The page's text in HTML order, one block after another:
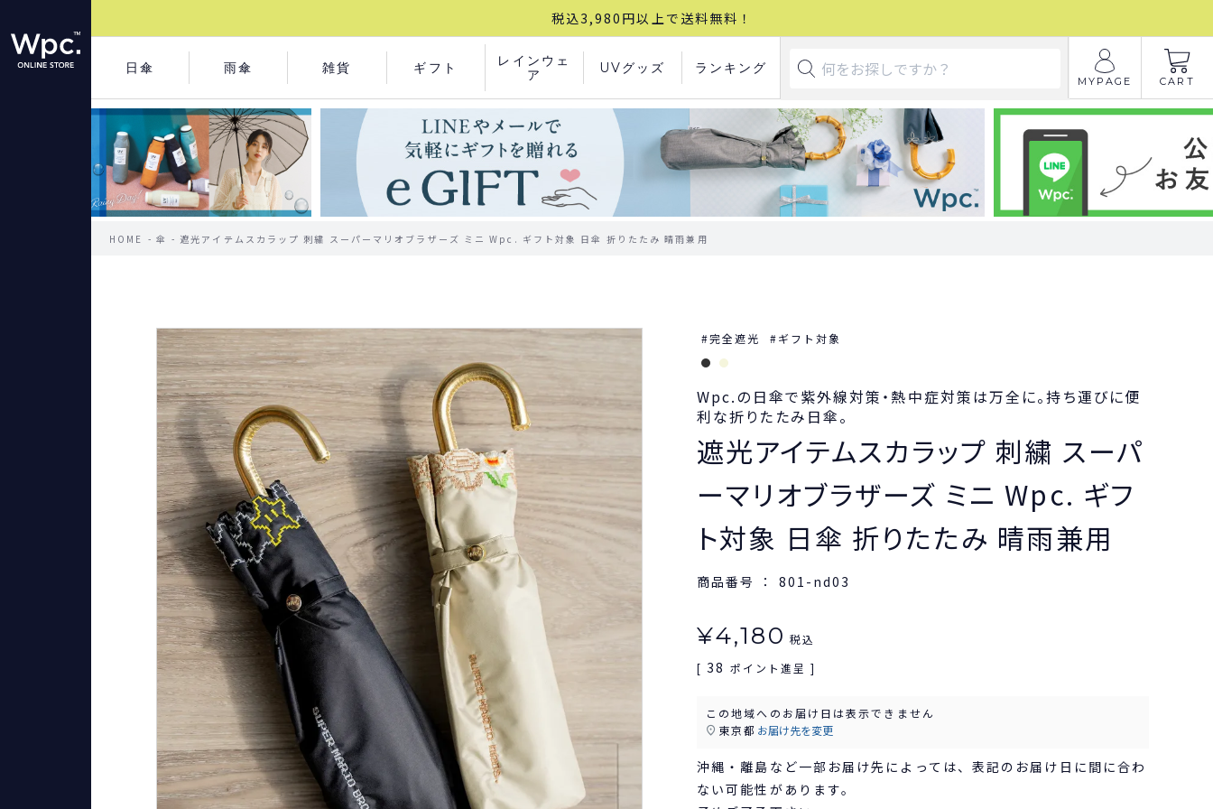
税込3,980円以上で送料無料！
日傘 雨傘 雑貨 ギフト
レインウェ
ア
UVグッズ ランキング
MYPAGE CART
HOME 傘 遮光アイテムスカラップ 刺繍 スーパーマリオブラザーズ ミニ Wpc. ギフト対象 日傘 折りたたみ 晴雨兼用
完全遮光 ギフト対象
Wpc.の日傘で紫外線対策・熱中症対策は万全に。持ち運びに便
利な折りたたみ日傘。
遮光アイテムスカラップ 刺繍 スーパ
ーマリオブラザーズ ミニ Wpc. ギフ
ト対象 日傘 折りたたみ 晴雨兼用
商品番号 801-nd03
¥4,180 税込
[ 38 ポイント進呈 ]
この地域へのお届け日は表示できません
東京都 お届け先を変更
沖縄・離島など一部お届け先によっては、表記のお届け日に間に合わ
ない可能性があります。